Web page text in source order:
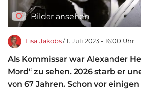
Bilder ansehen
Lisa Jakobs / 1. Juli 2023 - 16:00 Uhr
Als Kommissar war Alexander
Mord“ zu sehen. 2026 starb er
von 67 Jahren. Schon vor